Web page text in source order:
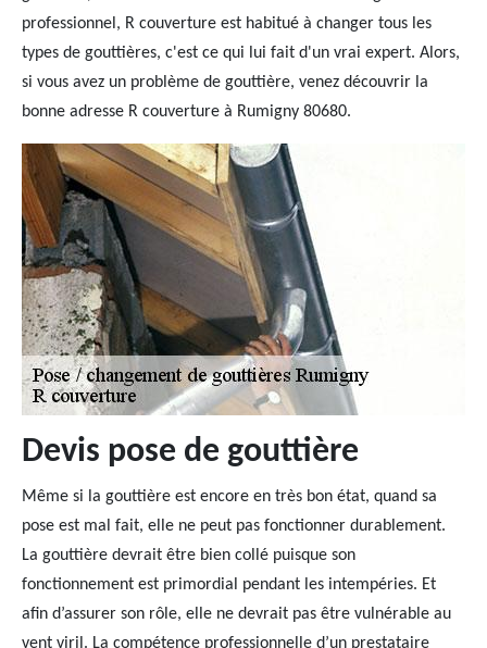
professionnel, R couverture est habitué à changer tous les
types de gouttières, c'est ce qui lui fait d'un vrai expert. Alors,
si vous avez un problème de gouttière, venez découvrir la
bonne adresse R couverture à Rumigny 80680.
Devis pose de gouttière
Même si la gouttière est encore en très bon état, quand sa
pose est mal fait, elle ne peut pas fonctionner durablement.
La gouttière devrait être bien collé puisque son
fonctionnement est primordial pendant les intempéries. Et
afin d’assurer son rôle, elle ne devrait pas être vulnérable au
vent viril. La compétence professionnelle d’un prestataire